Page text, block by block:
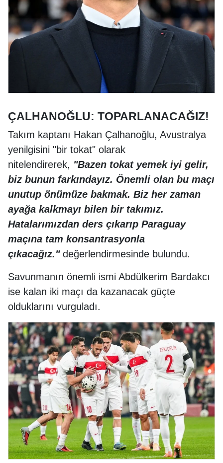
ÇALHANOĞLU: TOPARLANACAĞIZ!
Takım kaptanı Hakan Çalhanoğlu, Avustralya
yenilgisini "bir tokat" olarak
nitelendirerek, "Bazen tokat yemek iyi gelir,
biz bunun farkındayız. Önemli olan bu maçı
unutup önümüze bakmak. Biz her zaman
ayağa kalkmayı bilen bir takımız.
Hatalarımızdan ders çıkarıp Paraguay
maçına tam konsantrasyonla
çıkacağız."değerlendirmesinde bulundu.
Savunmanın önemli ismi Abdülkerim Bardakcı
ise kalan iki maçı da kazanacak güçte
olduklarını vurguladı.